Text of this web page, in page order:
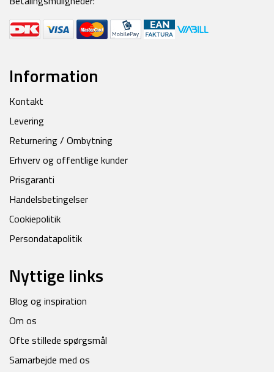
Information
Kontakt
Levering
Returnering / Ombytning
Erhverv og offentlige kunder
Prisgaranti
Handelsbetingelser
Cookiepolitik
Persondatapolitik
Nyttige links
Blog og inspiration
Om os
Ofte stillede spørgsmål
Samarbejde med os